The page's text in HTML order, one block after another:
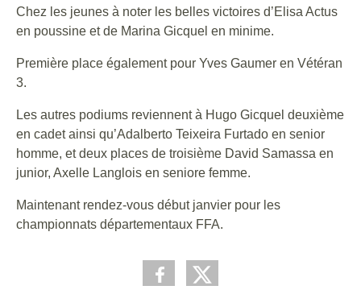
Chez les jeunes à noter les belles victoires d’Elisa Actus
en poussine et de Marina Gicquel en minime.
Première place également pour Yves Gaumer en Vétéran
3.
Les autres podiums reviennent à Hugo Gicquel deuxième
en cadet ainsi qu’Adalberto Teixeira Furtado en senior
homme, et deux places de troisième David Samassa en
junior, Axelle Langlois en seniore femme.
Maintenant rendez-vous début janvier pour les
championnats départementaux FFA.